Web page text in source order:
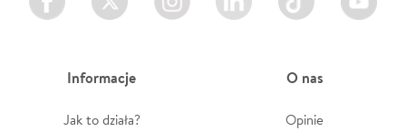
Informacje
Jak to działa?
O nas
Opinie